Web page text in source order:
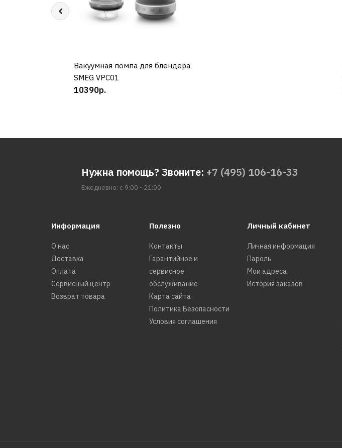
КУПИТЬ
Вакуумная помпа для блендера
SMEG VPC01
10390р.
Нужна помощь? Звоните: +7 (495) 106-16-33
Ежедневно: с 9:00 - 21:00
Информация
О нас
Доставка
Оплата
Сервисный центр
Возврат товара
Полезно
Контакты
Гарантийное и
сервисное
обслуживание
Карта сайта
Политика Безопасности
Условия соглашения
Личный кабинет
Личная информация
Пароль
Мои адреса
История заказов